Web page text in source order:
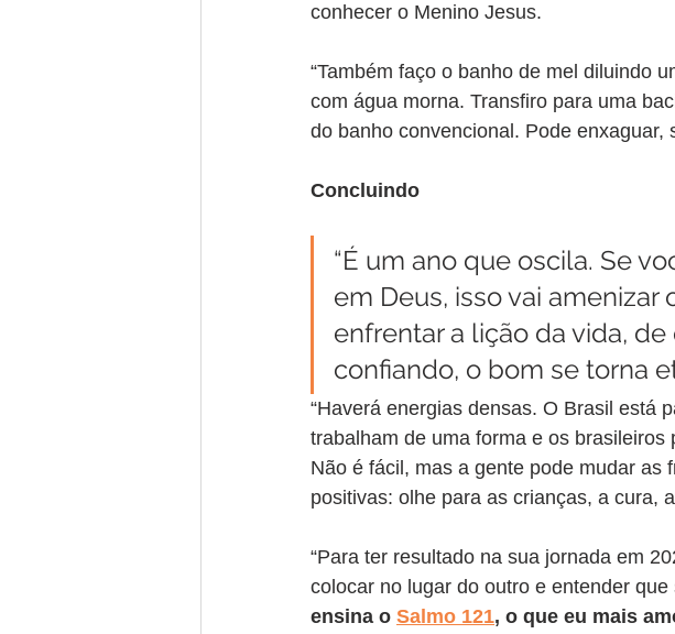
conhecer o Menino Jesus.
“Também faço o banho de mel diluindo
com água morna. Transfiro para uma
do banho convencional. Pode enxaguar,
Concluindo
“É um ano que oscila. Se
em Deus, isso vai
enfrentar a lição da vida,
confiando, o bom se torna
“Haverá energias densas. O Brasil está
trabalham de uma forma e os
Não é fácil, mas a gente pode mudar as
positivas: olhe para as crianças, a cura,
“Para ter resultado na sua jornada em
colocar no lugar do outro e entender
ensina o Salmo 121, o que eu mais